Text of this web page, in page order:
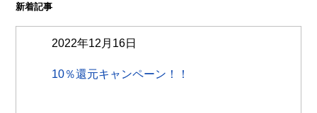
新着記事
2022年12月16日
10％還元キャンペーン！！